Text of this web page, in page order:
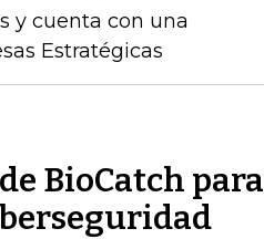
y cuenta con una
Estratégicas
BioCatch para